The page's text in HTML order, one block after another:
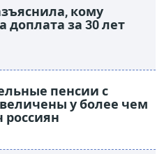
кому
доплата за 30 лет
пенсии с
у более чем
россиян